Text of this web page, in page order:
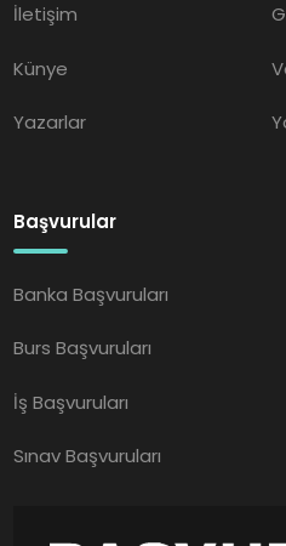
İletişim
Künye
Yazarlar
Başvurular
Banka Başvuruları
Burs Başvuruları
İş Başvuruları
Sınav Başvuruları